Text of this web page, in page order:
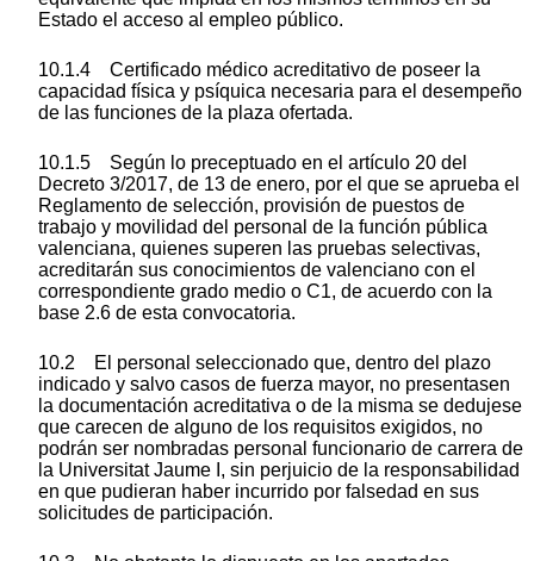
Estado el acceso al empleo público.
10.1.4 Certificado médico acreditativo de poseer la
capacidad física y psíquica necesaria para el desempeño
de las funciones de la plaza ofertada.
10.1.5 Según lo preceptuado en el artículo 20 del
Decreto 3/2017, de 13 de enero, por el que se aprueba el
Reglamento de selección, provisión de puestos de
trabajo y movilidad del personal de la función pública
valenciana, quienes superen las pruebas selectivas,
acreditarán sus conocimientos de valenciano con el
correspondiente grado medio o C1, de acuerdo con la
base 2.6 de esta convocatoria.
10.2 El personal seleccionado que, dentro del plazo
indicado y salvo casos de fuerza mayor, no presentasen
la documentación acreditativa o de la misma se dedujese
que carecen de alguno de los requisitos exigidos, no
podrán ser nombradas personal funcionario de carrera de
la Universitat Jaume I, sin perjuicio de la responsabilidad
en que pudieran haber incurrido por falsedad en sus
solicitudes de participación.